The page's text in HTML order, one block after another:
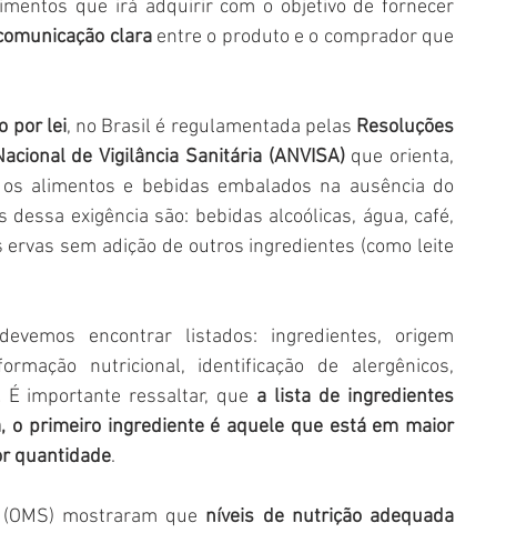
clara entre o produto e o comprador que
por lei, no Brasil é regulamentada pelas Resoluções
de Vigilância Sanitária (ANVISA) que orienta,
alimentos e bebidas embalados na ausência do
exigência são: bebidas alcoólicas, água, café,
sem adição de outros ingredientes (como leite
encontrar listados: ingredientes, origem
nutricional, identificação de alergênicos,
importante ressaltar, que a lista de ingredientes
o primeiro ingrediente é aquele que está em maior
quantidade.
mostraram que níveis de nutrição adequada